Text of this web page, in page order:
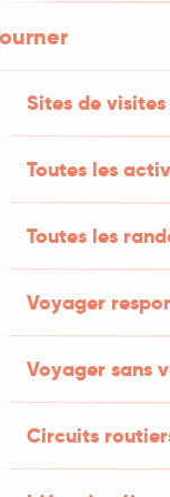
Sites de visites
Toutes les
Toutes les
Voyager
Voyager sans
Circuits
Amis
de nos gîtes
parc de 35
XVe siècle.